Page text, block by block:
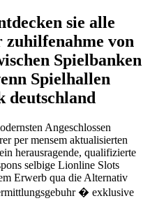
sie alle
zuhilfenahme von
Spielbanken
Spielhallen
deutschland
Angeschlossen
per mensem aktualisierten
herausragende, qualifizierte
selbige Lionline Slots
Erwerb qua die Alternativ
� exklusive